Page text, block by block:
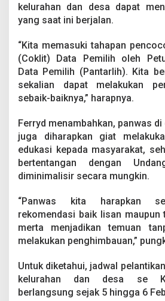
kelurahan dan desa dapat
yang saat ini berjalan.
“Kita memasuki tahapan
(Coklit) Data Pemilih oleh
Data Pemilih (Pantarlih). Kita
sekalian dapat melakukan
sebaik-baiknya,” harapnya.
Ferryd menambahkan, panwas
juga diharapkan giat
edukasi kepada masyarakat,
bertentangan dengan
diminimalisir secara mungkin.
“Panwas kita harapkan
rekomendasi baik lisan maupun
merta menjadikan temuan
melakukan penghimbauan,”
Untuk diketahui, jadwal
kelurahan dan desa se
berlangsung sejak 5 hingga 6